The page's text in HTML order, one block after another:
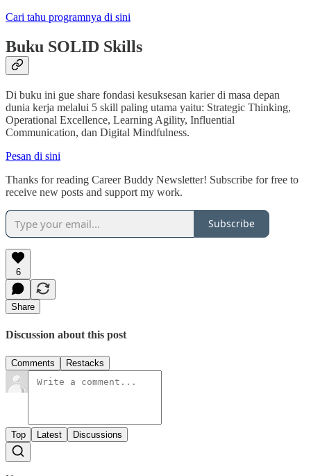
Cari tahu programnya di sini
Buku SOLID Skills
Di buku ini gue share fondasi kesuksesan karier di masa depan
dunia kerja melalui 5 skill paling utama yaitu: Strategic Thinking,
Operational Excellence, Learning Agility, Influential
Communication, dan Digital Mindfulness.
Pesan di sini
Thanks for reading Career Buddy Newsletter! Subscribe for free to
receive new posts and support my work.
Subscribe
6
Share
Discussion about this post
Comments Restacks
Top Latest Discussions